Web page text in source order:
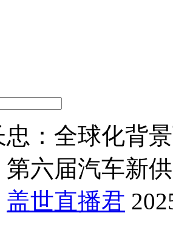
忠：全球化背
六届汽车新
盖世直播君